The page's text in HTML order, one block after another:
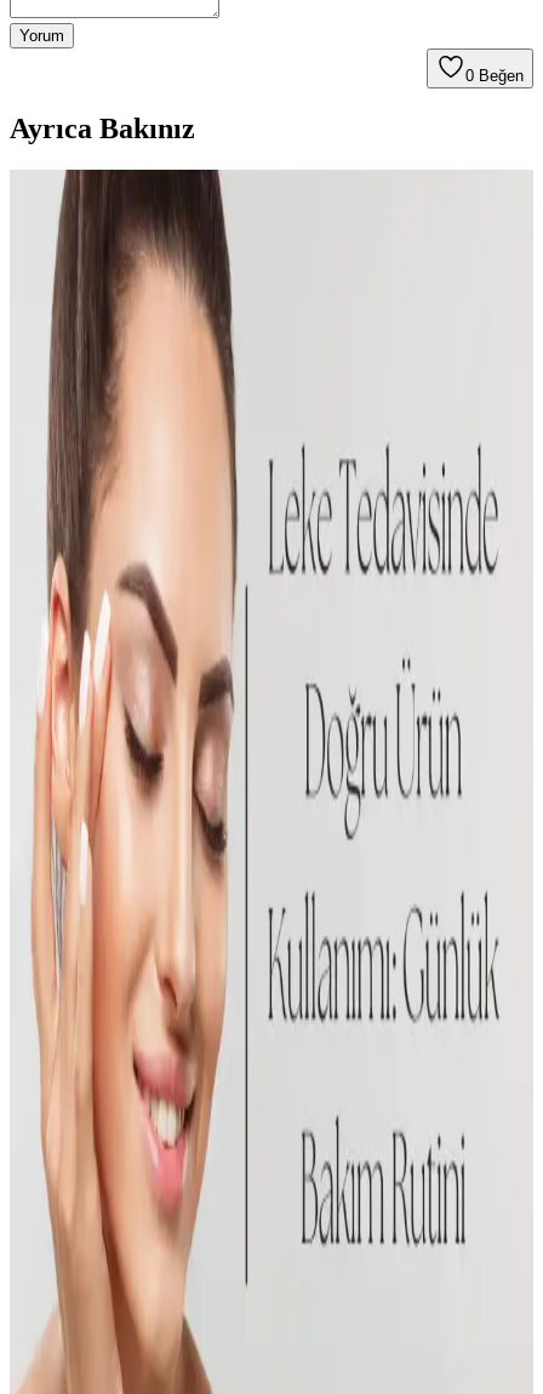
Yorum
0 Beğen
Ayrıca Bakınız
Saç Bakım Setleri ve Yağlı ile Dökülmeye Karşı
Etkili Çözüm Yöntemleri
Saç bakım setleri, yağlı ve dökülmeye karşı özel formüllerle saç
sağlığını destekler. Farklı ürünler ve bütçelere uygun seçenekler
sayesinde saçlarınız güçlenir ve doğal görünüm kazanır.
Missha Maskeleri Karşılaştırması: Pirinç Özlü
Aydınlatıcı ve Shea Yağı Özlü Maske Özellikleri
İki popüler Missha maskesinin içeriklerini, kullanımını ve kullanıcı
yorumlarını karşılaştırarak, cilt tipinize en uygun olanı belirlemenize
yardımcı oluyoruz.
Yves Rocher Canlandırıcı Besleyici Maske: Doğal
İçeriklerle Cilt Sağlığını Destekleyen Ürün
Yves Rocher'in organik aynısafa içeren besleyici maskesi, tüm cilt
tiplerine uygun, nem seviyesini artıran ve cildi yumuşatan etkili bir
bakım ürünüdür.
Herbal Essences ve KOBE Saç Maskeleri
Karşılaştırması: Hangi Ürün Daha İyi Sonuçlar
Sunar?
Herbal Essences ve KOBE saç maskeleri, farklı ihtiyaçlara yönelik
formüllerle saçlara bakım yapar. Bu karşılaştırmada, içerik, etki ve
kullanıcı memnuniyeti gibi kriterlerle en uygun seçeneği
belirliyoruz.
Makyaj Sonrası Maske Kullanımında Makyajın
Dayanıklılığını Artırma Yöntemleri ve Ürün Seçimi
Makyajın maskeye bulaşmasını azaltmak için ince katman
uygulama, pudrayı bastırma ve mat bazlar tercih edilmelidir.
Sabitleyici spreyler ve maske destek çerçeveleri makyajın kalıcılığını
artırır.
Akne ve Siyah Noktalar İçin Etkili Maske Kullanımı
ve Cilt Sağlığı İpuçları
Akne ve siyah nokta sorunlarını hedefleyen maskelerin içerikleri,
kullanımı ve seçimi hakkında detaylı bilgiler, cilt sağlığını koruma ve
iyileştirme yolları anlatılıyor.
EVONY Maske Black Elastik Kulaklı ile EVONY
Cerrahi Maske Siyah Karşılaştırması
Bu karşılaştırma EVONY Maske Black Elastik Kulaklı ile EVONY
Yumuşak Elastik Kulaklı Cerrahi Maskelerin filtrasyon, konfor,
burun teli uyumu ve katman yapısını veriye dayalı olarak